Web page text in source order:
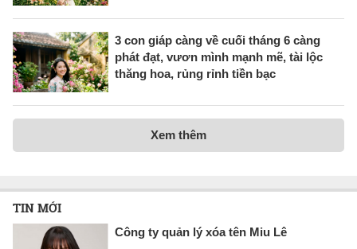
3 con giáp càng về cuối tháng 6 càng
phát đạt, vươn mình mạnh mẽ, tài lộc
thăng hoa, rủng rỉnh tiền bạc
Xem thêm
TIN MỚI
Công ty quản lý xóa tên Miu Lê